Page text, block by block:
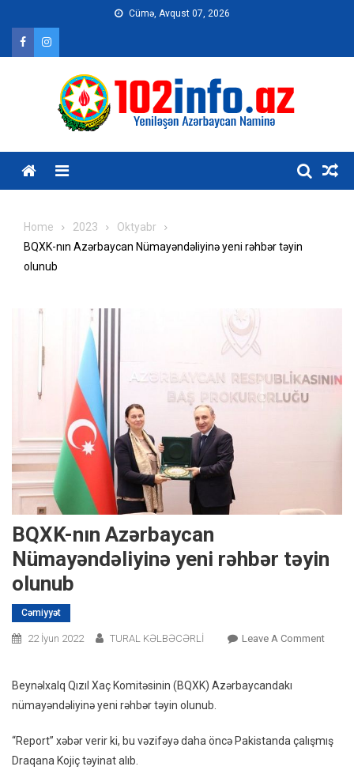
content
Cümə, Avqust 07, 2026
Home 2023
Oktyabr
BQXK-nın Azərbaycan Nümayəndəliyinə yeni rəhbər təyin
olunub
BQXK-nın Azərbaycan
Nümayəndəliyinə yeni rəhbər təyin
olunub
Cəmiyyət
22 İyun 2022 TURAL KƏLBƏCƏRLİ Leave A CommentOn
Beynəlxalq Qızıl Xaç Komitəsinin (BQXK) Azərbaycandakı
nümayəndəliyinə yeni rəhbər təyin olunub.
“Report” xəbər verir ki, bu vəzifəyə daha öncə Pakistanda çalışmış
Draqana Kojiç təyinat alıb.